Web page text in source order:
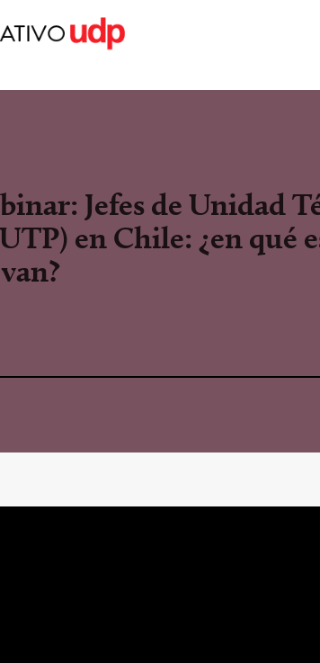
Jefes de Unidad
en Chile: ¿en qué